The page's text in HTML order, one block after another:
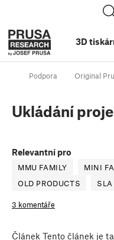
3D
Podpora Original
Ukládání
Relevantní pro
MMU FAMILY MINI
OLD PRODUCTS
3 komentáře
Článek Tento článek je